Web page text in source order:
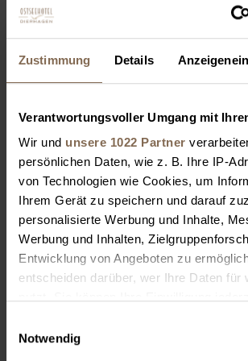
Zustimmung Details
Verantwortungsvoller Umgang mit
Wir und unsere 1022 Partner
persönlichen Daten, wie z. B. Ihre IP-
von Technologien wie Cookies, um
Ihrem Gerät zu speichern und darauf
personalisierte Werbung und Inhalte,
Werbung und Inhalten,
Entwicklung von Angeboten zu
entscheiden darüber, wer Ihre Daten für
Trigger Symbol ändern oder widerrufen
Notwendig